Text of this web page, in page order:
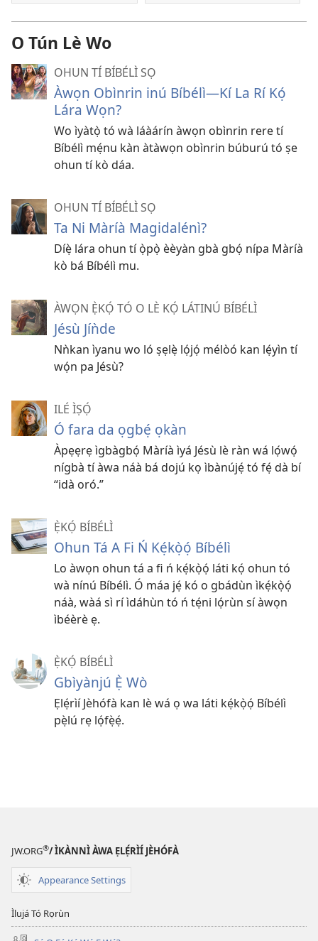
O Tún Lè Wo
OHUN TÍ BÍBÉLÌ SỌ
Àwọn Obìnrin inú Bíbélì​—Kí La Rí Kọ́
Lára Wọn?
Wo ìyàtọ̀ tó wà láàárín àwọn obìnrin rere tí
Bíbélì mẹ́nu kàn àtàwọn obìnrin búburú tó ṣe
ohun tí kò dáa.
OHUN TÍ BÍBÉLÌ SỌ
Ta Ni Màríà Magidalénì?
Díẹ̀ lára ohun tí ọ̀pọ̀ èèyàn gbà gbọ́ nípa Màríà
kò bá Bíbélì mu.
ÀWỌN Ẹ̀KỌ́ TÓ O LÈ KỌ́ LÁTINÚ BÍBÉLÌ
Jésù Jíǹde
Nǹkan ìyanu wo ló ṣẹlẹ̀ lọ́jọ́ mélòó kan lẹ́yìn tí
wọ́n pa Jésù?
ILÉ ÌṢỌ́
Ó fara da ọgbẹ́ ọkàn
Àpẹẹrẹ ìgbàgbọ́ Màríà ìyá Jésù lè ràn wá lọ́wọ́
nígbà tí àwa náà bá dojú kọ ìbànújẹ́ tó fẹ́ dà bí
“idà oró.”
Ẹ̀KỌ́ BÍBÉLÌ
Ohun Tá A Fi Ń Kẹ́kọ̀ọ́ Bíbélì
Lo àwọn ohun tá a fi ń kẹ́kọ̀ọ́ láti kọ́ ohun tó
wà nínú Bíbélì. Ó máa jẹ́ kó o gbádùn ìkẹ́kọ̀ọ́
náà, wàá sì rí ìdáhùn tó ń tẹ́ni lọ́rùn sí àwọn
ìbéèrè ẹ.
Ẹ̀KỌ́ BÍBÉLÌ
Gbìyànjú Ẹ̀ Wò
Ẹlẹ́rìí Jèhófà kan lè wá ọ wa láti kẹ́kọ̀ọ́ Bíbélì
pẹ̀lú rẹ lọ́fẹ̀ẹ́.
JW.ORG®/ ÌKÀNNÌ ÀWA ẸLẸ́RÌÍ JÈHÓFÀ
Appearance Settings
Ìlujá Tó Rọrùn